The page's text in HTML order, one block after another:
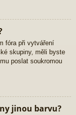
fóra při vytváření
skupiny, měli byste
poslat soukromou
jinou barvu?